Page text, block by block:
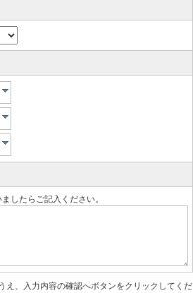
したらご記入ください。
え、入力内容の確認へボタンをクリックしてくだ